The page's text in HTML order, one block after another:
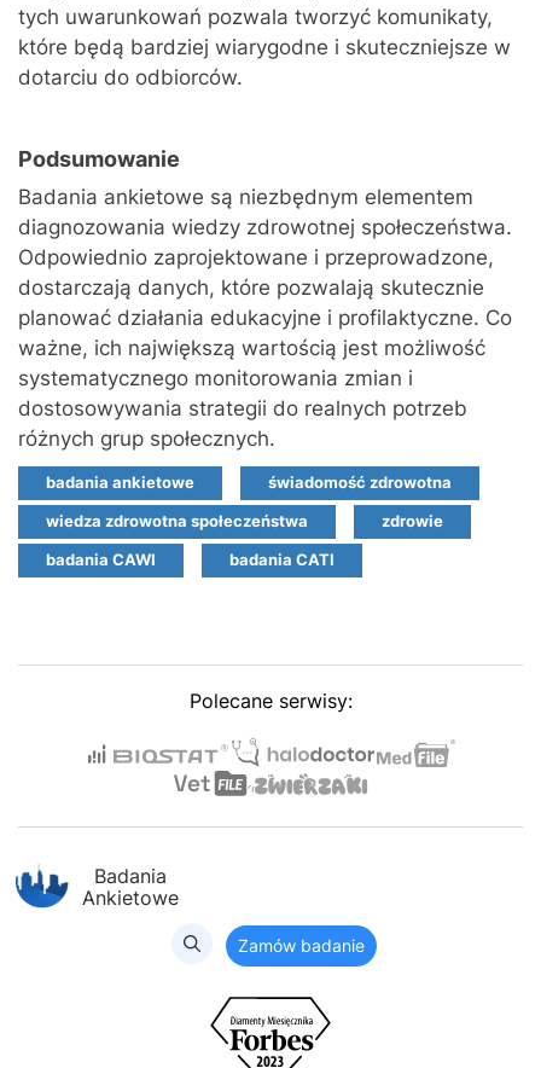
tych uwarunkowań pozwala tworzyć komunikaty,
które będą bardziej wiarygodne i skuteczniejsze w
dotarciu do odbiorców.
Podsumowanie
Badania ankietowe są niezbędnym elementem
diagnozowania wiedzy zdrowotnej społeczeństwa.
Odpowiednio zaprojektowane i przeprowadzone,
dostarczają danych, które pozwalają skutecznie
planować działania edukacyjne i profilaktyczne. Co
ważne, ich największą wartością jest możliwość
systematycznego monitorowania zmian i
dostosowywania strategii do realnych potrzeb
różnych grup społecznych.
badania ankietowe świadomość zdrowotna
wiedza zdrowotna społeczeństwa zdrowie
badania CAWI badania CATI
Polecane serwisy:
Badania
Ankietowe
Zamów badanie